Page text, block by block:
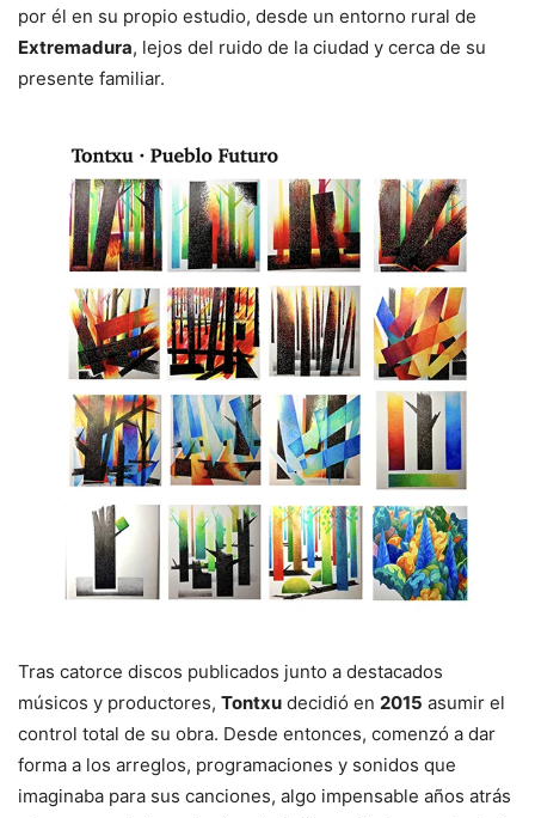
por él en su propio estudio, desde un entorno rural de
Extremadura, lejos del ruido de la ciudad y cerca de su
presente familiar.
Tras catorce discos publicados junto a destacados
músicos y productores, Tontxu decidió en 2015 asumir el
control total de su obra. Desde entonces, comenzó a dar
forma a los arreglos, programaciones y sonidos que
imaginaba para sus canciones, algo impensable años atrás